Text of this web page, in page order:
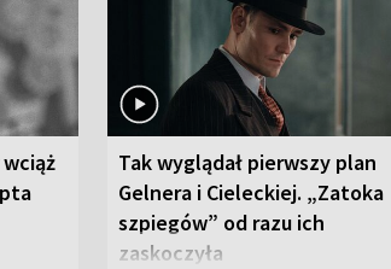
Tak wyglądał pierwszy plan
Gelnera i Cieleckiej. „Zatoka
szpiegów” od razu ich
zaskoczyła